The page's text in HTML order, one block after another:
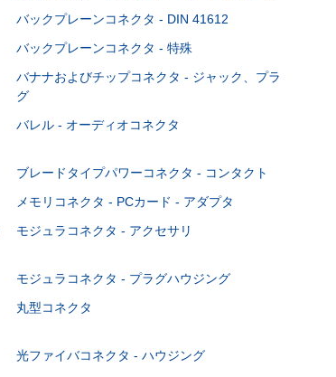
バックプレーンコネクタ - DIN 41612
バックプレーンコネクタ - 特殊
バナナおよびチップコネクタ - ジャック、プラ
グ
バレル - オーディオコネクタ
ブレードタイプパワーコネクタ - コンタクト
メモリコネクタ - PCカード - アダプタ
モジュラコネクタ - アクセサリ
モジュラコネクタ - プラグハウジング
丸型コネクタ
光ファイバコネクタ - ハウジング